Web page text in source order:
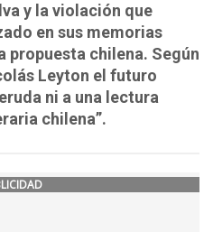
y la violación que
en sus memorias
propuesta chilena. Según
Leyton el futuro
ni a una lectura
chilena”.